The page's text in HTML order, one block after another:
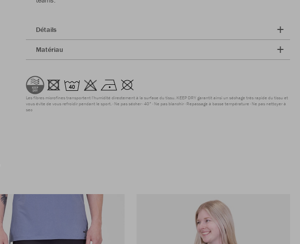
Détails
Matériau
Les fibres microfines transportent l'humidité directement à la surface du tissu. KEEP DRY garantit ainsi un séchage très rapide du tissu et
vous évite de vous refroidir pendant le sport. Ne pas sécher 40° Ne pas blanchir Repassage à basse température Ne pas nettoyer à
sec